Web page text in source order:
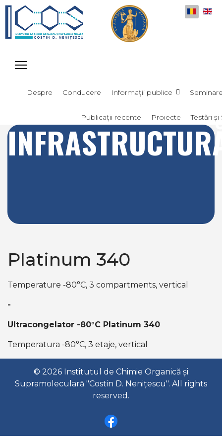
Despre Conducere Informații publice
Publicații recente Proiecte Testări și
Platinum 340
Temperature -80°C, 3 compartments, vertical
-
Ultracongelator -80°C Platinum 340
Temperatura -80°C, 3 etaje, vertical
© 2026 Institutul de Chimie Organică și
Supramoleculară "Costin D. Nenițescu". All rights
reserved.